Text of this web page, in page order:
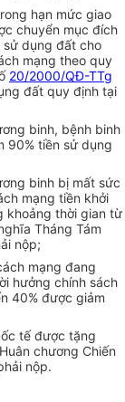
hạn mức giao
chuyển mục đích
dụng đất cho
mạng theo quy
20/2000/QĐ-TTg
đất quy định tại
binh, bệnh binh
90% tiền sử dụng
binh bị mất sức
mạng tiền khởi
khoảng thời gian từ
Tháng Tám
nộp;
mạng đang
hưởng chính sách
40% được giảm
tế được tặng
chương Chiến
nộp.